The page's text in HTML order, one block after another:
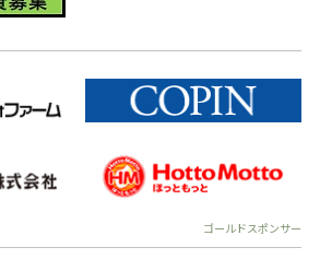
ゴールドスポンサー